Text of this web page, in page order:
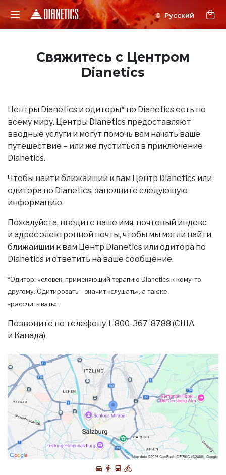
Свяжитесь с Центром
Dianetics
Центры Dianetics и одиторы* по Dianetics есть по
всему миру. Центры Dianetics предоставляют
вводные услуги и могут помочь вам начать ваше
путешествие – или же пуститься в приключение
Dianetics.
Чтобы найти ближайший к вам Центр Dianetics или
одитора по Dianetics, заполните следующую
информацию.
Пожалуйста, введите ваше имя, почтовый индекс
и адрес электронной почты, чтобы мы могли найти
ближайший к вам Центр Dianetics или одитора по
Dianetics и ответить на ваше сообщение.
*Одитор: человек, применяющий терапию Dianetics к кому-то
другому. Одитировать – значит «слушать», а также
«рассчитывать».
Позвоните по телефону 1-800-367-8788 (США
и Канада)